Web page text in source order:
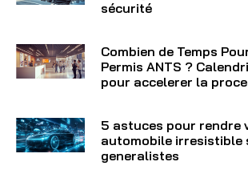
sécurité
Combien de Temps
Permis ANTS ?
pour accelerer la
5 astuces pour rendre
automobile irresistible
generalistes